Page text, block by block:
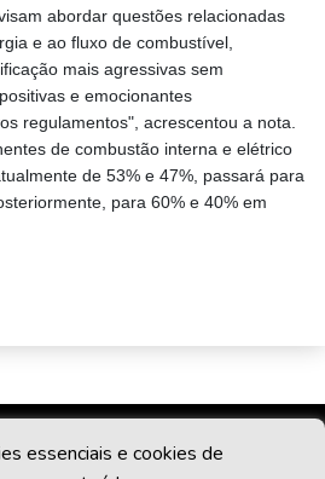
essenciais e cookies de
abordar questões relacionadas
e ao fluxo de combustível,
mais agressivas sem
e emocionantes
regulamentos", acrescentou a nota.
de combustão interna e elétrico
de 53% e 47%, passará para
para 60% e 40% em